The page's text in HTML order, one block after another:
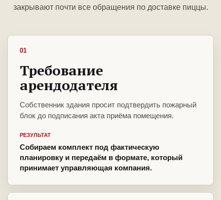
закрывают почти все обращения по доставке пиццы.
01
Требование
арендодателя
Собственник здания просит подтвердить пожарный
блок до подписания акта приёма помещения.
РЕЗУЛЬТАТ
Собираем комплект под фактическую
планировку и передаём в формате, который
принимает управляющая компания.